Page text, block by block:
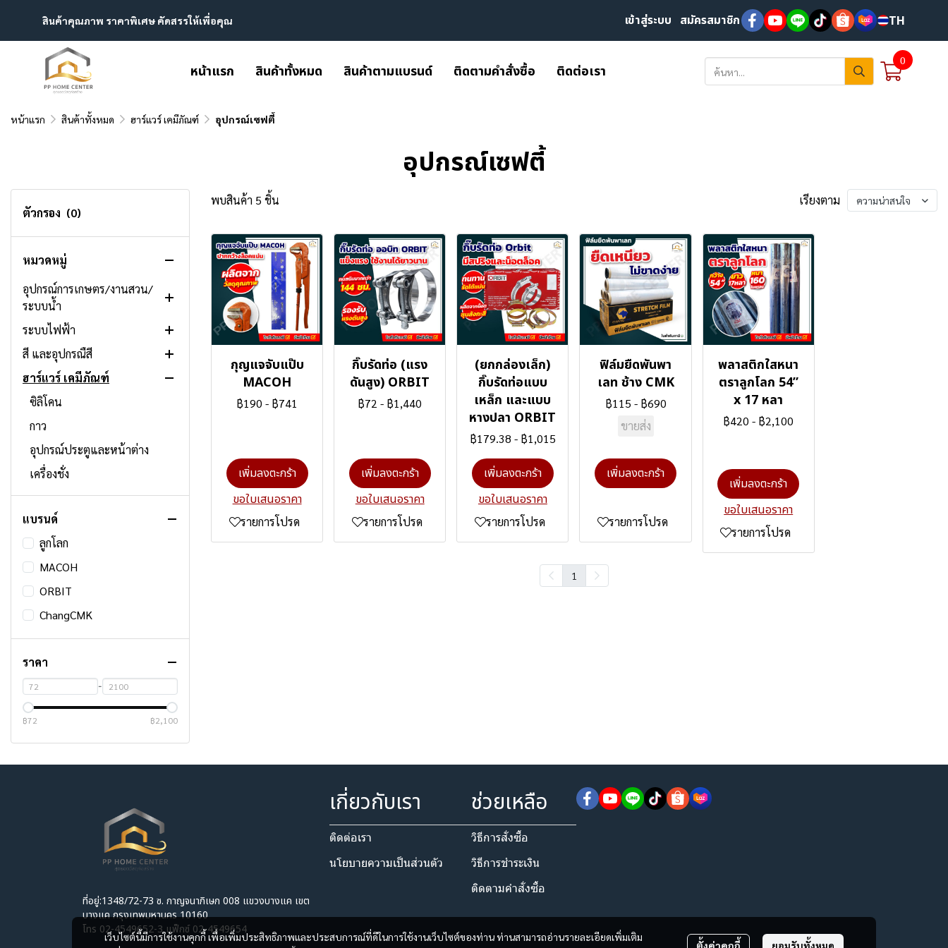
สินค้าคุณภาพ ราคาพิเศษ คัดสรรให้เพื่อคุณ เข้าสู่ระบบ สมัครสมาชิก TH
หน้าแรก สินค้าทั้งหมด สินค้าตามแบรนด์ ติดตามคำสั่งซื้อ ติดต่อเรา
0
หน้าแรก สินค้าทั้งหมด ฮาร์แวร์ เคมีภัณฑ์ อุปกรณ์เซฟตี้
อุปกรณ์เซฟตี้
ตัวกรอง (0)
หมวดหมู่
สินค้าทั้งหมด
อุปกรณ์การเกษตร/งานสวน/
ระบบน้ำ
สายยาง/ระบบน้ำ
เครื่องมือเกษตร
เครื่องตัดหญ้า/อะไหล่
ผ้าใบพลาสติก/ตาข่ายกรองแสง
อุปกรณ์ทำสวน
ระบบไฟฟ้า
อุปกรณ์กำจัดสัตว์และแมลง
ถ่าน
รางปลั๊กไฟ/อุปกรณ์ต่อพ่วง
หลอดไฟ
ระบบโซลาเซลล์
ไฟฉายและไฟฉุกเฉิน
ระบบรักษาความปลอดภัย
กริ่งประตู
สวิตช์และปลั๊กไฟ
ระบบตู้ไฟ
ท่อและอุปกรณ์ร้อยสายไฟ
อุปกรณ์เสริมไฟฟ้า
สายสัญญาณ
สายไฟ
สี และอุปกรณืสี
อุปกรณ์ทาสี
สีสเปรย์
สีงานไม้
ทินเนอร์และตัวทำละลาย
สีเฉพาะทาง
สีน้ำมัน สีเคลือบโลหะ
สีรองพื้น
สีเบอร์
สีเบส
ฮาร์แวร์ เคมีภัณฑ์
ซิลิโคน
กาว
อุปกรณ์ประตูและหน้าต่าง
เครื่องชั่ง
ตู้จดหมาย ตู้กุญแจ ตู้ยา
แผ่นสักหลาด ยางกัยรอย
อุปกรณ์เฟอร์นิเจอร์
ล้อ
เชือก โซ่ ลวด สลิง
อุปกรณ์แขวนและยึดท่อ
อุปกรณ์รั้ว
อุปกรณ์ยึดติด
อุปกรณ์สำนักงาน และ
พัสดุภัณฑ์
เครื่องมือช่าง/บันได/รถเข็น
อุปกรณ์เสริมเครื่องมือช่างไฟฟ้า
เครื่องมือช่างไฟฟ้า
อุปกรณ์ลม/อะไหล่อุปกรณ์ลม
อุปกรณ์ประตูและหน้าต่าง
รั้ว/หลังคาโรงรถ/ประตูรั้ว
ไม้บันได ไม้พื้น และราวระเบียง
ไม้บัว แผ่นผนัง และวัสดุตกแต่ง
หน้าต่างและวงกบหน้าต่าง
ฉนวน/อุปกรณ์ติดตั้งฝ้าและผนัง
หลังคา/อุปกรณ์หลังคา
ไฟเบอร์ ซีเมนต์ ไม้อัด ยิปซัม
เหล็กเพื่องานโครงสร้าง
งานระบบประปา
แบรนด์
ลูกโลก
MACOH
ORBIT
ChangCMK
ราคา
-
฿72 ฿2,100
พบสินค้า 5 ชิ้น เรียงตาม ความน่าสนใจ
กุญแจจับแป๊บ
MACOH
฿190 - ฿741
เพิ่มลงตะกร้า
ขอใบเสนอราคา
รายการโปรด
กิ๊บรัดท่อ (แรง
ดันสูง) ORBIT
฿72 - ฿1,440
เพิ่มลงตะกร้า
ขอใบเสนอราคา
รายการโปรด
(ยกกล่องเล็ก)
กิ๊บรัดท่อแบบ
เหล็ก และแบบ
หางปลา ORBIT
฿179.38 - ฿1,015
เพิ่มลงตะกร้า
ขอใบเสนอราคา
รายการโปรด
ฟิล์มยืดพันพา
เลท ช้าง CMK
฿115 - ฿690
ขายส่ง
เพิ่มลงตะกร้า
รายการโปรด
พลาสติกใสหนา
ตราลูกโลก 54”
x 17 หลา
฿420 - ฿2,100
เพิ่มลงตะกร้า
ขอใบเสนอราคา
รายการโปรด
1
เว็บไซต์นี้มีการใช้งานคุกกี้ เพื่อเพิ่มประสิทธิภาพและประสบการณ์ที่ดีในการใช้งานเว็บไซต์ของท่าน ท่านสามารถอ่านรายละเอียดเพิ่มเติม
ตั้งค่าคุกกี้ ยอมรับทั้งหมด
ที่อยู่:1348/72-73 ซ. กาญจนาภิเษก 008 แขวงบางแค เขต
บางแค กรุงเทพมหานคร 10160
โทร 02-4549652-3 แฟ็กซ์ 02-4549654
เกี่ยวกับเรา
ติดต่อเรา
นโยบายความเป็นส่วนตัว​
ช่วยเหลือ
วิธีการสั่งซื้อ
วิธีการชำระเงิน
ติดตามคำสั่งซื้อ